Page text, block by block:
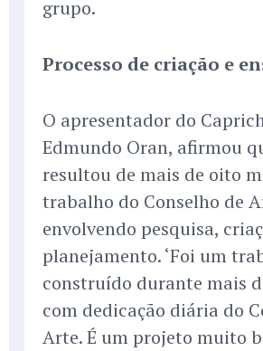
grupo.
Processo de criação e
O apresentador do
Edmundo Oran, afirmou
resultou de mais de oito
trabalho do Conselho de
envolvendo pesquisa,
planejamento. ‘Foi um
construído durante mais
com dedicação diária do
Arte. É um projeto muito